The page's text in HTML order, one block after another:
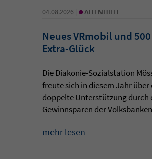
04.08.2026 | • ALTENHILFE
Neues VRmobil und
Extra-Glück
Die Diakonie-Sozialstation
freute sich in diesem Jahr über
doppelte Unterstützung durch
Gewinnsparen der
mehr lesen